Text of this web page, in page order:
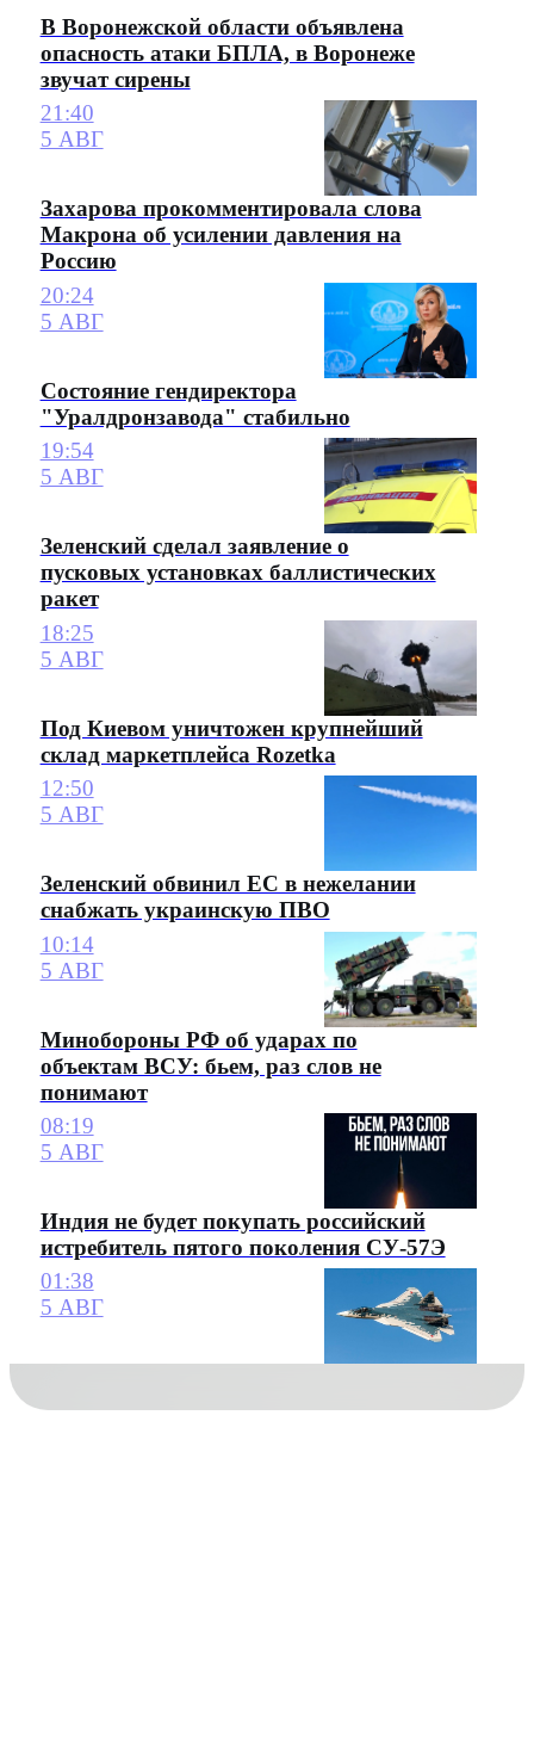
В Воронежской области объявлена
опасность атаки БПЛА, в Воронеже
звучат сирены
21:40
5 АВГ
Захарова прокомментировала слова
Макрона об усилении давления на
Россию
20:24
5 АВГ
Состояние гендиректора
"Уралдронзавода" стабильно
19:54
5 АВГ
Зеленский сделал заявление о
пусковых установках баллистических
ракет
18:25
5 АВГ
Под Киевом уничтожен крупнейший
склад маркетплейса Rozetka
12:50
5 АВГ
Зеленский обвинил ЕС в нежелании
снабжать украинскую ПВО
10:14
5 АВГ
Минобороны РФ об ударах по
объектам ВСУ: бьем, раз слов не
понимают
08:19
5 АВГ
Индия не будет покупать российский
истребитель пятого поколения СУ-57Э
01:38
5 АВГ